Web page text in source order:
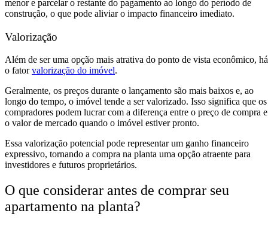
menor e parcelar o restante do pagamento ao longo do período de
construção, o que pode aliviar o impacto financeiro imediato.
Valorização
Além de ser uma opção mais atrativa do ponto de vista econômico, há
o fatorvalorização do imóvel.
Geralmente, os preços durante o lançamento são mais baixos e, ao
longo do tempo, o imóvel tende a ser valorizado. Isso significa que os
compradores podem lucrar com a diferença entre o preço de compra e
o valor de mercado quando o imóvel estiver pronto.
Essa valorização potencial pode representar um ganho financeiro
expressivo, tornando a compra na planta uma opção atraente para
investidores e futuros proprietários.
O que considerar antes de comprar seu
apartamento na planta?